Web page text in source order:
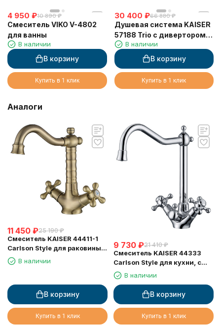
4 950 ₽10 890 ₽
Смеситель VIKO V-4802
для ванны
В наличии
В корзину
Купить в 1 клик
30 400 ₽66 880 ₽
Душевая система KAISER
57188 Trio с дивертором
58DRВ наличии
В корзину
Купить в 1 клик
Аналоги
11 450 ₽25 190 ₽
Смеситель KAISER 44411-1
Carlson Style для раковины,
бронзовый
В наличии
В корзину
Купить в 1 клик
9 730 ₽21 410 ₽
Смеситель KAISER 44333
Carlson Style для кухни, с
краном для питьевой воды,
хром
В наличии
В корзину
Купить в 1 клик